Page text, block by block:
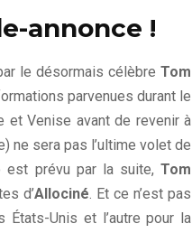
annonce !
le désormais célèbre Tom
parvenues durant le
et Venise avant de revenir à
ne sera pas l’ultime volet de
est prévu par la suite,Tom
d’Allociné. Et ce n’est pas
Unis et l’autre pour la